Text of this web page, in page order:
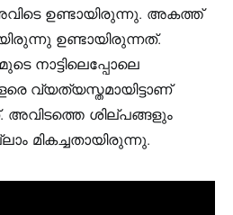
ഉണ്ടായിരുന്നു. അകത്ത്
ഉണ്ടായിരുന്നത്.
നാട്ടിലെപ്പോലെ
വ്യത്യസ്തമായിട്ടാണ്
ശില്പങ്ങളും
മികച്ചതായിരുന്നു.